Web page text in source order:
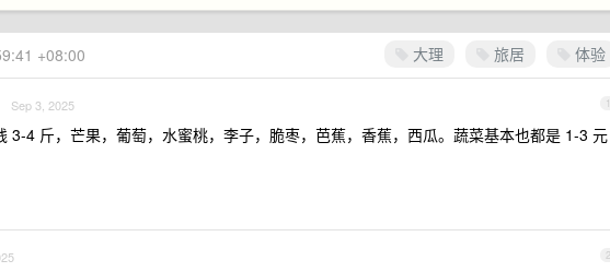
大理 旅居 体验
+08:00
1
Sep 3, 2025
3-4 斤，芒果，葡萄，水蜜桃，李子，脆枣，芭蕉，香蕉，西瓜。蔬菜基本也都是 1-3 元
2